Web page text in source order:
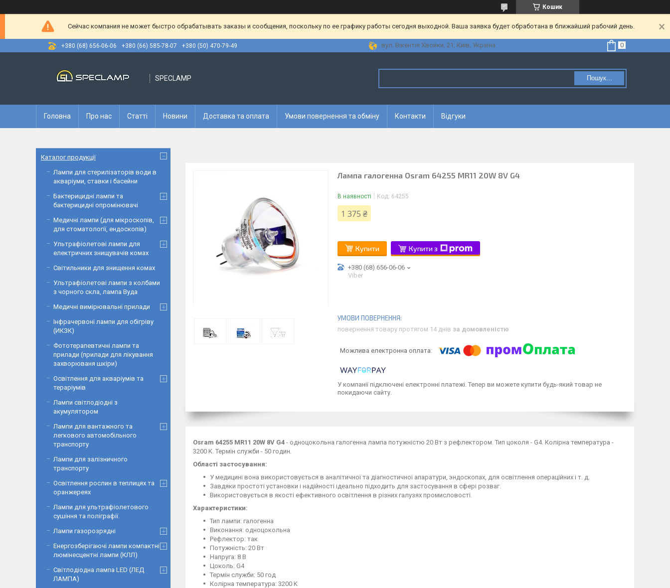
Кошик
Сейчас компания не может быстро обрабатывать заказы и сообщения, поскольку по ее графику работы сегодня выходной. Ваша заявка будет обработана в ближайший рабочий день.
+380 (68) 656-06-06 +380 (66) 585-78-07 +380 (50) 470-79-49 вул. Вікентія Хвойки, 21, Київ, Україна
SPECLAMP Пошук...
Головна Про нас Статті Новини Доставка та оплата Умови повернення та обміну Контакти Відгуки
Лампа галогенна Osram 64255 MR11 20W 8V G4
В наявності Код: 64255
1 375 ₴
Купити Купити з
+380 (68) 656-06-06
Viber
повернення товару протягом 14 днів за домовленістю
У компанії підключені електронні платежі. Тепер ви можете купити будь-який товар не
покидаючи сайту.
Osram 64255 MR11 20W 8V G4 - одноцокольна галогенна лампа потужністю 20 Вт з рефлектором. Тип цоколя - G4. Колірна температура -
3200 K. Термін служби - 50 годин.
Області застосування:
У медицині вона використовується в аналітичної та діагностичної апаратури, эндоскопах, для освітлення операційних і т. д.
Завдяки простоті установки і надійності ідеально підходить для застосування в сфері розваг.
Використовується в якості ефективного освітлення в різних галузях промисловості.
Характеристики:
Тип лампи: галогенна
Виконання: одноцокольна
Рефлектор: так
Потужність: 20 Вт
Напруга: 8 В
Цоколь: G4
Термін служби: 50 год
Колірна температура: 3200 K
Каталог продукції
Лампи для стерилізаторів води в
акваріуми, ставки і басейни
Бактерицидні лампи та
бактерицидні опромінювачі
Медичні лампи (для мікроскопів,
для стоматології, ендоскопів)
Ультрафіолетові лампи для
електричних знищувачів комах
Світильники для знищення комах
Ультрафіолетові лампи з колбами
з чорного скла, лампа Вуда
Медичні вимірювальні прилади
Інфрачервоні лампи для обігріву
(ИКЗК)
Фототерапевтичні лампи та
прилади (прилади для лікування
захворюваня шкіри)
Освітлення для акваріумів та
тераріумів
Лампи світлодіодні з
акумулятором
Лампи для вантажного та
легкового автомобільного
транспорту
Лампи для залізничного
транспорту
Освітлення рослин в теплицях та
оранжереях
Лампи для ультрафіолетового
сушіння та поліграфії.
Лампи газорозрядні
Енергозберігаючі лампи компактні
люмінесцентні лампи (КЛЛ)
Світлодіодна лампа LED (ЛЕД
ЛАМПА)